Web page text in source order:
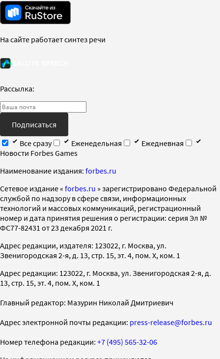
На сайте работает синтез речи
Рассылка:
Подписаться
Все сразу
Еженедельная
Ежедневная
Новости Forbes Games
Наименование издания: forbes.ru
Cетевое издание « forbes.ru » зарегистрировано Федеральной
службой по надзору в сфере связи, информационных
технологий и массовых коммуникаций, регистрационный
номер и дата принятия решения о регистрации: серия Эл №
ФС77-82431 от 23 декабря 2021 г.
Адрес редакции, издателя: 123022, г. Москва, ул.
Звенигородская 2-я, д. 13, стр. 15, эт. 4, пом. X, ком. 1
Адрес редакции: 123022, г. Москва, ул. Звенигородская 2-я, д.
13, стр. 15, эт. 4, пом. X, ком. 1
Главный редактор: Мазурин Николай Дмитриевич
Адрес электронной почты редакции: press-release@forbes.ru
Номер телефона редакции: +7 (495) 565-32-06